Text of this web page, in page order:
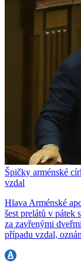
Špičky arménské
vzdal
Hlava Arménské
šest prelátů v pátek
za zavřenými
případu vzdal,